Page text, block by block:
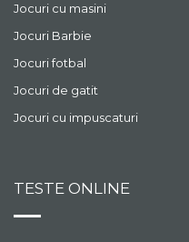
Jocuri cu masini
Jocuri Barbie
Jocuri fotbal
Jocuri de gatit
Jocuri cu impuscaturi
TESTE ONLINE